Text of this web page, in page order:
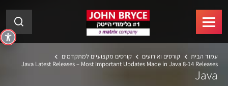
עמוד הבית קורסים ואירועים
קורסים מקצועיים למתקדמים
Java Latest Releases – Most Important Updates Made in Java 8-14 Releases
Java